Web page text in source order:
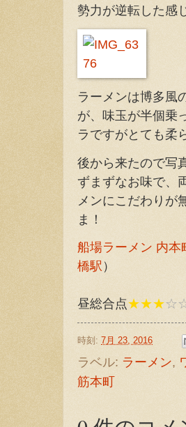
勢力が逆転した感
ラーメンは博多風
が、味玉が半個乗
ラですがとても柔
後から来たので写
ずまずなお味で、
メンにこだわりが
ま！
船場ラーメン 内本
橋駅 ）
昼総合点★★★
時刻: 7月 23, 2016
ラベル: ラーメン,
筋本町